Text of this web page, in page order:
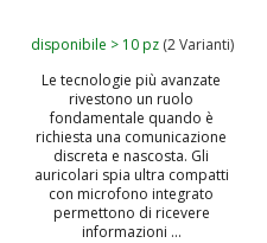
disponibile > 10 pz (2 Varianti)
Le tecnologie più avanzate
rivestono un ruolo
fondamentale quando è
richiesta una comunicazione
discreta e nascosta. Gli
auricolari spia ultra compatti
con microfono integrato
permettono di ricevere
informazioni ...